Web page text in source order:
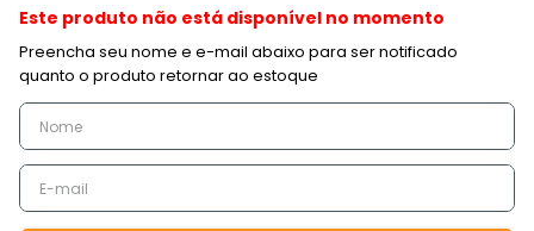
Este produto não está disponível no momento